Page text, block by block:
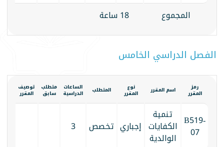
المجموع 18 ساعة
الفصل الدراسي الخامس
رمز
المقرر اسم المقرر نوع
المقرر المتطلب الساعات
الدراسية
متطلب
سابق
توصيف
المقرر
B519-
07
تنمية
الكفايات
الوالدية
إجباري تخصص 3